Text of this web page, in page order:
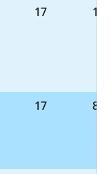
17 1-
17 8-